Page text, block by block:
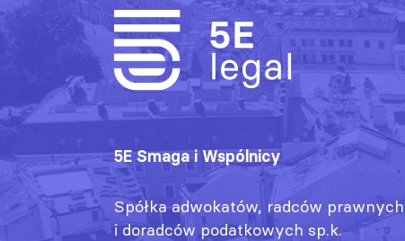
5E Smaga i Wspólnicy
Spółka adwokatów, radców prawnych
i doradców podatkowych sp.k.